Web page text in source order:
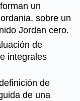
un
sobre un
Jordan cero.
de
integrales
de
de una